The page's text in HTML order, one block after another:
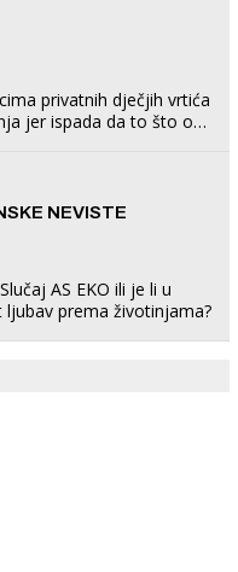
privatnih dječjih vrtića
jer ispada da to što oni
NEVISTE
AS EKO ili je li u
prema životinjama?